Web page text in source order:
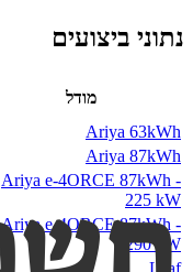
נתוני ביצועים
מודל
Ariya 63kWh
Ariya 87kWh
Ariya e-4ORCE 87kWh -
225 kW
Ariya e-4ORCE 87kWh -
290 kW